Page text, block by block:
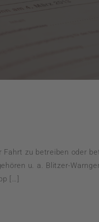
zu betreiben oder
u. a. Blitzer-
[…]